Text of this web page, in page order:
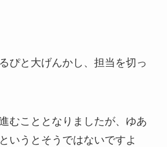
ぴと大げんかし、担当を切っ
むこととなりましたが、ゆあ
いうとそうではないですよ